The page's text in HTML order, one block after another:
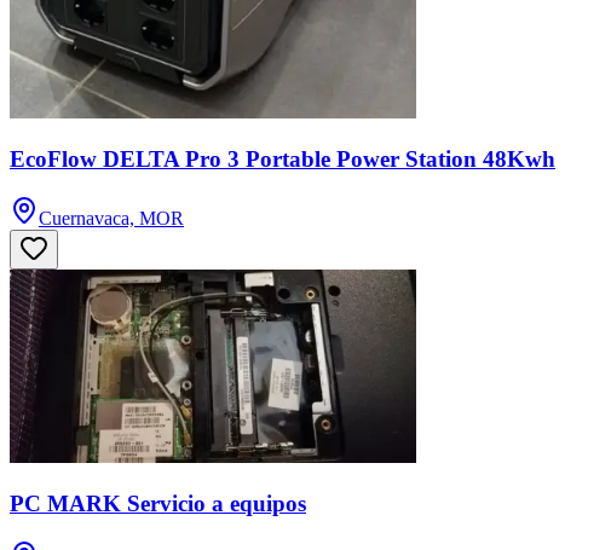
EcoFlow DELTA Pro 3 Portable Power Station 48Kwh
Cuernavaca, MOR
PC MARK Servicio a equipos